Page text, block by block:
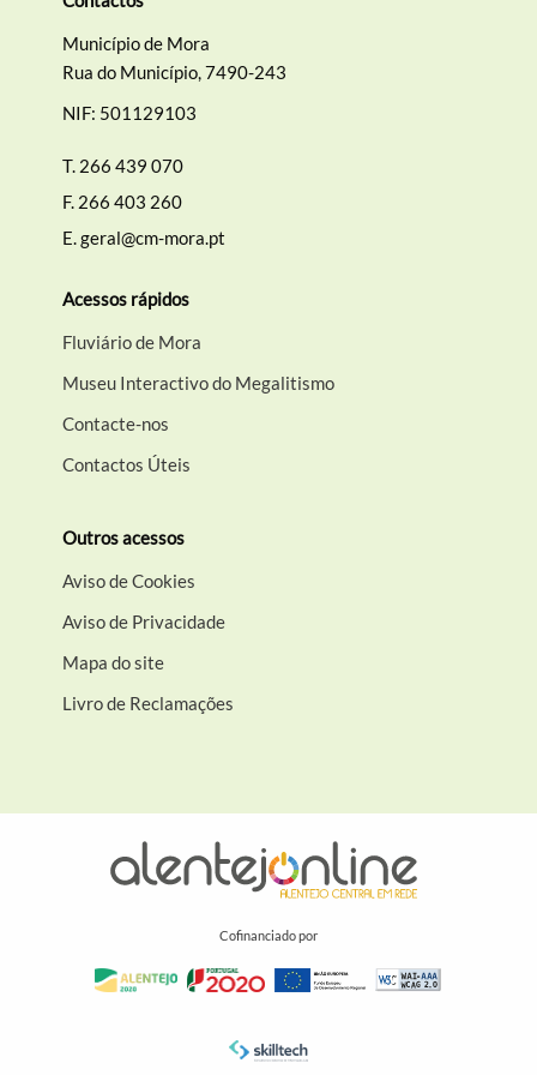
Município de Mora
Rua do Município, 7490-243
NIF: 501129103
T. 266 439 070
F. 266 403 260
E.geral@cm-mora.pt
Acessos rápidos
Fluviário de Mora
Museu Interactivo do Megalitismo
Contacte-nos
Contactos Úteis
Outros acessos
Aviso de Cookies
Aviso de Privacidade
Mapa do site
Livro de Reclamações
Cofinanciado por